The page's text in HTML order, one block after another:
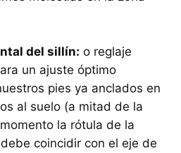
del sillín: o reglaje
un ajuste óptimo
pies ya anclados en
al suelo (a mitad de la
la rótula de la
coincidir con el eje de